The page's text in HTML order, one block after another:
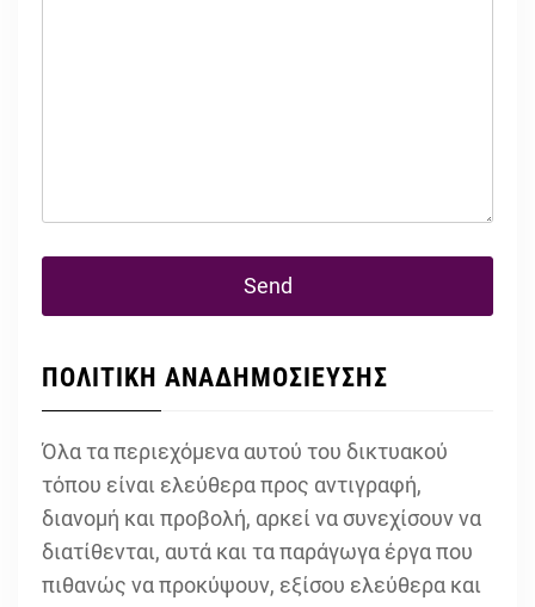
ΠΟΛΙΤΙΚΗ ΑΝΑΔΗΜΟΣΙΕΥΣΗΣ
Όλα τα περιεχόμενα αυτού του δικτυακού
τόπου είναι ελεύθερα προς αντιγραφή,
διανομή και προβολή, αρκεί να συνεχίσουν να
διατίθενται, αυτά και τα παράγωγα έργα που
πιθανώς να προκύψουν, εξίσου ελεύθερα και